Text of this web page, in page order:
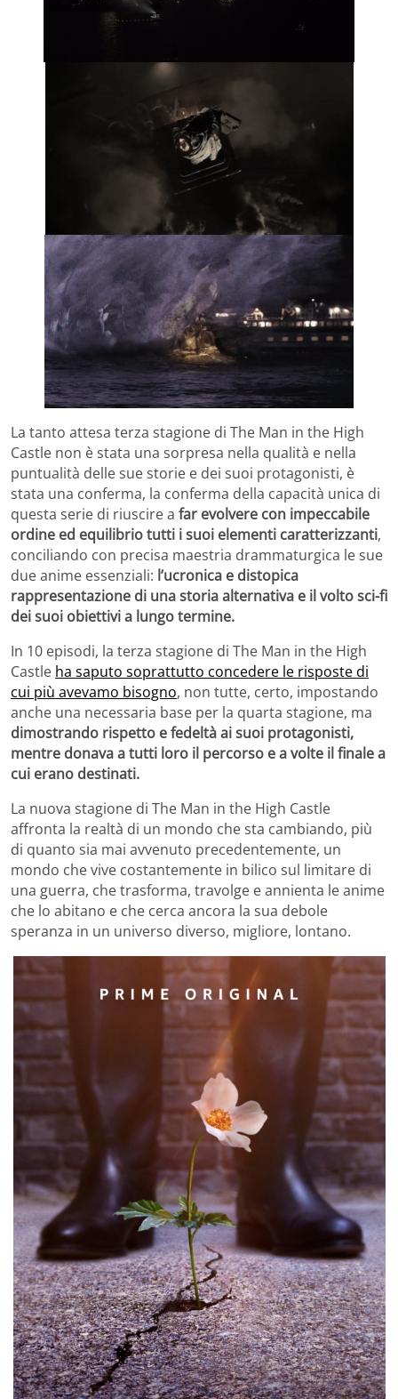
La tanto attesa terza stagione di The Man in the High
Castle non è stata una sorpresa nella qualità e nella
puntualità delle sue storie e dei suoi protagonisti, è
stata una conferma, la conferma della capacità unica di
questa serie di riuscire a far evolvere con impeccabile
ordine ed equilibrio tutti i suoi elementi caratterizzanti,
conciliando con precisa maestria drammaturgica le sue
due anime essenziali: l’ucronica e distopica
rappresentazione di una storia alternativa e il volto sci-fi
dei suoi obiettivi a lungo termine.
In 10 episodi, la terza stagione di The Man in the High
Castle ha saputo soprattutto concedere le risposte di
cui più avevamo bisogno, non tutte, certo, impostando
anche una necessaria base per la quarta stagione, ma
dimostrando rispetto e fedeltà ai suoi protagonisti,
mentre donava a tutti loro il percorso e a volte il finale a
cui erano destinati.
La nuova stagione di The Man in the High Castle
affronta la realtà di un mondo che sta cambiando, più
di quanto sia mai avvenuto precedentemente, un
mondo che vive costantemente in bilico sul limitare di
una guerra, che trasforma, travolge e annienta le anime
che lo abitano e che cerca ancora la sua debole
speranza in un universo diverso, migliore, lontano.